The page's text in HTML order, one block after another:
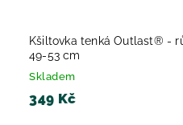
Kšiltovka tenká Outlast® -
49-53 cm
Skladem
349 Kč